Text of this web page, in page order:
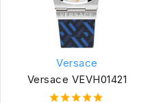
Versace
Versace VEVH01421